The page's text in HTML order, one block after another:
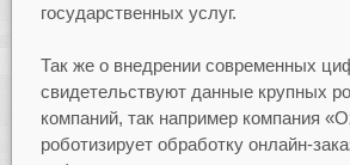
государственных услуг.
Так же о внедрении современных
свидетельствуют данные крупных
компаний, так например компания
роботизирует обработку онлайн-